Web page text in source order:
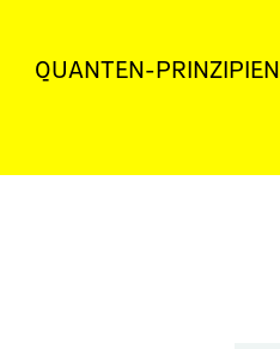
QUANTEN-PRINZI­PIEN